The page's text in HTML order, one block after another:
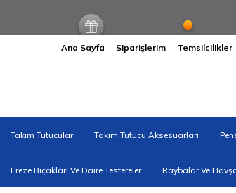
Ana Sayfa Siparişlerim Temsilcilikler
Takım Tutucular Takım Tutucu Aksesuarları
Freze Bıçakları Ve Daire Testereler Raybalar Ve